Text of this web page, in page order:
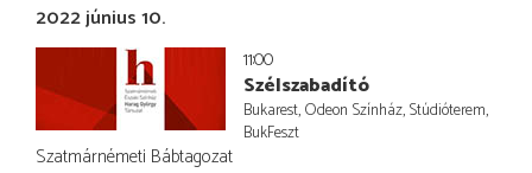
2022 június 10.
11:00
Szélszabadító
Bukarest, Odeon Színház, Stúdióterem,
BukFeszt
Szatmárnémeti Bábtagozat